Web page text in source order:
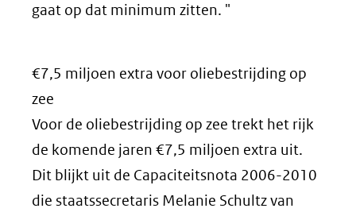
gaat op dat minimum zitten. "
€7,5 miljoen extra voor oliebestrijding op
zee
Voor de oliebestrijding op zee trekt het rijk
de komende jaren €7,5 miljoen extra uit.
Dit blijkt uit de Capaciteitsnota 2006-2010
die staatssecretaris Melanie Schultz van